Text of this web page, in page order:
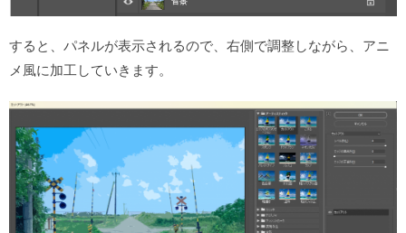
すると、パネルが表示されるので、右側で調整しながら、アニ
メ風に加工していきます。